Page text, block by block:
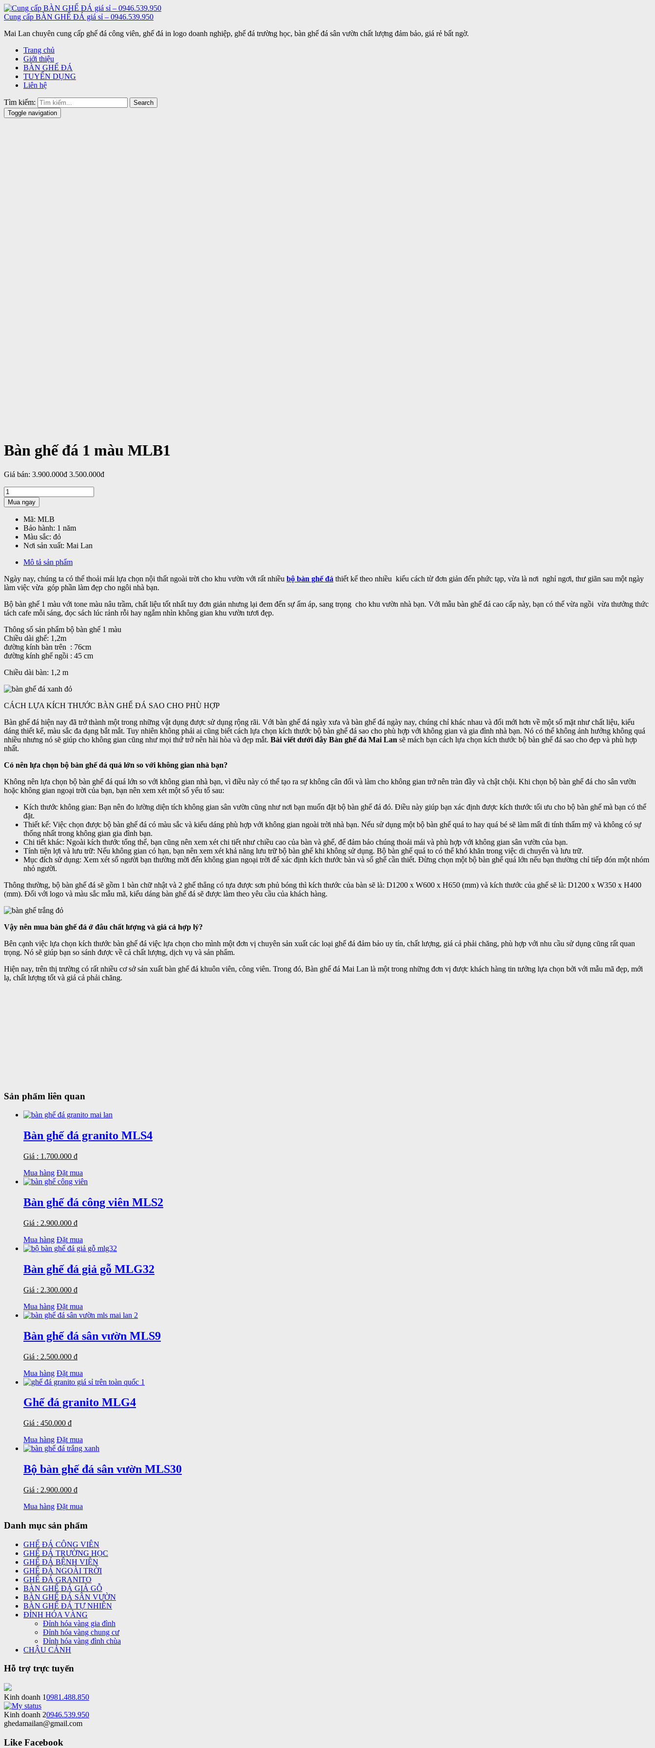
Cung cấp BÀN GHẾ ĐÁ giá sỉ – 0946.539.950
Mai Lan chuyên cung cấp ghế đá công viên, ghế đá in logo doanh nghiệp, ghế đá trường học, bàn ghế đá sân vườn chất lượng đảm bảo, giá rẻ bất ngờ.
Trang chủ
Giới thiệu
BÀN GHẾ ĐÁ
TUYỂN DỤNG
Liên hệ
Tìm kiếm:
Search
Toggle navigation
Bàn ghế đá 1 màu MLB1
Giá bán: 3.900.000đ 3.500.000đ
Mua ngay
Mã: MLB
Bảo hành: 1 năm
Màu sắc: đỏ
Nơi sản xuất: Mai Lan
Mô tả sản phẩm
Ngày nay, chúng ta có thể thoải mái lựa chọn nội thất ngoài trời cho khu vườn với rất nhiều bộ bàn ghế đá thiết kế theo nhiều kiểu cách từ đơn giản đến phức tạp, vừa là nơi nghỉ ngơi, thư giãn sau một ngày
làm việc vừa góp phần làm đẹp cho ngôi nhà bạn.
Bộ bàn ghế 1 màu với tone màu nâu trầm, chất liệu tốt nhất tuy đơn giản nhưng lại đem đến sự ấm áp, sang trọng cho khu vườn nhà bạn. Với mẫu bàn ghế đá cao cấp này, bạn có thể vừa ngồi vừa thưởng thức
tách cafe mỗi sáng, đọc sách lúc rảnh rỗi hay ngắm nhìn không gian khu vườn tươi đẹp.
Thông số sản phẩm bộ bàn ghế 1 màu
Chiều dài ghế: 1,2m
đường kính bàn trên : 76cm
đường kính ghế ngồi : 45 cm
Chiều dài bàn: 1,2 m
CÁCH LỰA KÍCH THƯỚC BÀN GHẾ ĐÁ SAO CHO PHÙ HỢP
Bàn ghế đá hiện nay đã trở thành một trong những vật dụng được sử dụng rộng rãi. Với bàn ghế đá ngày xưa và bàn ghế đá ngày nay, chúng chỉ khác nhau và đổi mới hơn về một số mặt như chất liệu, kiểu
dáng thiết kế, màu sắc đa dạng bắt mắt. Tuy nhiên không phải ai cũng biết cách lựa chọn kích thước bộ bàn ghế đá sao cho phù hợp với không gian và gia đình nhà bạn. Nó có thể không ảnh hưởng không quá
nhiều nhưng nó sẽ giúp cho không gian cũng như mọi thứ trở nên hài hòa và đẹp mắt. Bài viết dưới đây Bàn ghế đá Mai Lan sẽ mách bạn cách lựa chọn kích thước bộ bàn ghế đá sao cho đẹp và phù hợp
nhất.
Có nên lựa chọn bộ bàn ghế đá quá lớn so với không gian nhà bạn?
Không nên lựa chọn bộ bàn ghế đá quá lớn so với không gian nhà bạn, vì điều này có thể tạo ra sự không cân đối và làm cho không gian trở nên tràn đầy và chật chội. Khi chọn bộ bàn ghế đá cho sân vườn
hoặc không gian ngoại trời của bạn, bạn nên xem xét một số yếu tố sau:
Kích thước không gian: Bạn nên đo lường diện tích không gian sân vườn cũng như nơi bạn muốn đặt bộ bàn ghế đá đó. Điều này giúp bạn xác định được kích thước tối ưu cho bộ bàn ghế mà bạn có thể
đặt.
Thiết kế: Việc chọn được bộ bàn ghế đá có màu sắc và kiểu dáng phù hợp với không gian ngoài trời nhà bạn. Nếu sử dụng một bộ bàn ghế quá to hay quá bé sẽ làm mất đi tính thẩm mỹ và không có sự
thống nhất trong không gian gia đình bạn.
Chi tiết khác: Ngoài kích thước tổng thể, bạn cũng nên xem xét chi tiết như chiều cao của bàn và ghế, để đảm bảo chúng thoải mái và phù hợp với không gian sân vườn của bạn.
Tính tiện lợi và lưu trữ: Nếu không gian có hạn, bạn nên xem xét khả năng lưu trữ bộ bàn ghế khi không sử dụng. Bộ bàn ghế quá to có thể khó khăn trong việc di chuyển và lưu trữ.
Mục đích sử dụng: Xem xét số người bạn thường mời đến không gian ngoại trời để xác định kích thước bàn và số ghế cần thiết. Đừng chọn một bộ bàn ghế quá lớn nếu bạn thường chỉ tiếp đón một nhóm
nhỏ người.
Thông thường, bộ bàn ghế đá sẽ gồm 1 bàn chữ nhật và 2 ghế thẳng có tựa được sơn phủ bóng thì kích thước của bàn sẽ là: D1200 x W600 x H650 (mm) và kích thước của ghế sẽ là: D1200 x W350 x H400
(mm). Đối với logo và màu sắc mẫu mã, kiểu dáng bàn ghế đá sẽ được làm theo yêu cầu của khách hàng.
Vậy nên mua bàn ghế đá ở đâu chất lượng và giá cả hợp lý?
Bên cạnh việc lựa chọn kích thước bàn ghế đá việc lựa chọn cho mình một đơn vị chuyên sản xuất các loại ghế đá đảm bảo uy tín, chất lượng, giá cả phải chăng, phù hợp với nhu cầu sử dụng cũng rất quan
trọng. Nó sẽ giúp bạn so sánh được về cả chất lượng, dịch vụ và sản phẩm.
Hiện nay, trên thị trường có rất nhiều cơ sở sản xuất bàn ghế đá khuôn viên, công viên. Trong đó, Bàn ghế đá Mai Lan là một trong những đơn vị được khách hàng tin tưởng lựa chọn bởi với mẫu mã đẹp, mới
lạ, chất lượng tốt và giá cả phải chăng.
Sản phẩm liên quan
Bàn ghế đá granito MLS4
Giá : 1.700.000 đ
Mua hàng Đặt mua
Bàn ghế đá công viên MLS2
Giá : 2.900.000 đ
Mua hàng Đặt mua
Bàn ghế đá giả gỗ MLG32
Giá : 2.300.000 đ
Mua hàng Đặt mua
Bàn ghế đá sân vườn MLS9
Giá : 2.500.000 đ
Mua hàng Đặt mua
Ghế đá granito MLG4
Giá : 450.000 đ
Mua hàng Đặt mua
Bộ bàn ghế đá sân vườn MLS30
Giá : 2.900.000 đ
Mua hàng Đặt mua
Danh mục sản phẩm
GHẾ ĐÁ CÔNG VIÊN
GHẾ ĐÁ TRƯỜNG HỌC
GHẾ ĐÁ BỆNH VIỆN
GHẾ ĐÁ NGOÀI TRỜI
GHẾ ĐÁ GRANITO
BÀN GHẾ ĐÁ GIẢ GỖ
BÀN GHẾ ĐÁ SÂN VƯỜN
BÀN GHẾ ĐÁ TỰ NHIÊN
ĐỈNH HÓA VÀNG
Đỉnh hóa vàng gia đình
Đỉnh hóa vàng chung cư
Đỉnh hóa vàng đình chùa
CHẬU CẢNH
Hỗ trợ trực tuyến
Kinh doanh 10981.488.850
Kinh doanh 20946.539.950
ghedamailan@gmail.com
Like Facebook